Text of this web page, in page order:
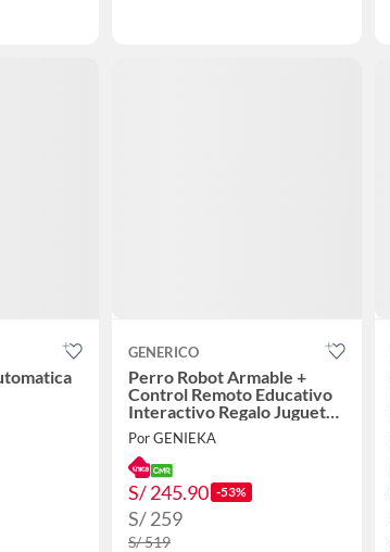
GENERICO
Perro Robot Armable +
Control Remoto Educativo
Interactivo Regalo Juguete
Niño Navidad Genieka
Por GENIEKA
S/ 245.90 -53%
S/ 259
S/ 519